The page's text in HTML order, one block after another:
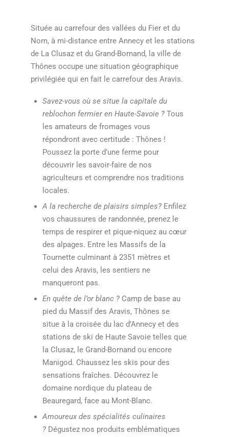
Située au carrefour des vallées du Fier et du
Nom, à mi-distance entre Annecy et les stations
de La Clusaz et du Grand-Bornand, la ville de
Thônes occupe une situation géographique
privilégiée qui en fait le carrefour des Aravis.
Savez-vous où se situe la capitale du
reblochon fermier en Haute-Savoie ?Tous
les amateurs de fromages vous
répondront avec certitude : Thônes !
Poussez la porte d’une ferme pour
découvrir les savoir-faire de nos
agriculteurs et comprendre nos traditions
locales.
A la recherche de plaisirs simples?Enfilez
vos chaussures de randonnée, prenez le
temps de respirer et pique-niquez au cœur
des alpages. Entre les Massifs de la
Tournette culminant à 2351 mètres et
celui des Aravis, les sentiers ne
manqueront pas.
En quête de l’or blanc ?Camp de base au
pied du Massif des Aravis, Thônes se
situe à la croisée du lac d’Annecy et des
stations de ski de Haute Savoie telles que
la Clusaz, le Grand-Bornand ou encore
Manigod. Chaussez les skis pour des
sensations fraîches. Découvrez le
domaine nordique du plateau de
Beauregard, face au Mont-Blanc.
Amoureux des spécialités culinaires
?Dégustez nos produits emblématiques